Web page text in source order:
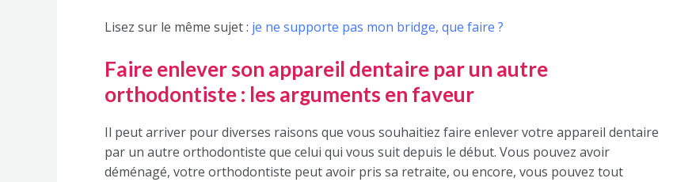
Lisez sur le même sujet : je ne supporte pas mon bridge, que faire ?
Faire enlever son appareil dentaire par un autre
orthodontiste : les arguments en faveur
Il peut arriver pour diverses raisons que vous souhaitiez faire enlever votre appareil dentaire
par un autre orthodontiste que celui qui vous suit depuis le début. Vous pouvez avoir
déménagé, votre orthodontiste peut avoir pris sa retraite, ou encore, vous pouvez tout